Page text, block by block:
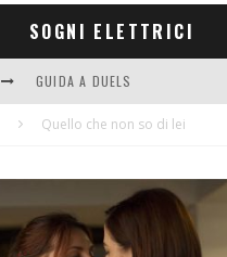
SOGNI ELETTRICI
GUIDA A DUELS
CONTRIBUTORS
Quello che non so di lei